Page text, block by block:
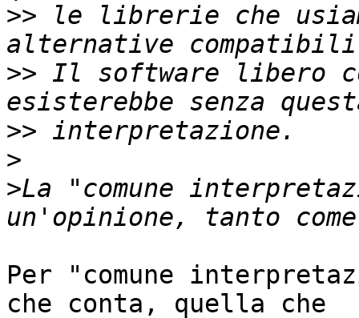
>> le librerie che
>> Il software libero
>>
>
>La "comune
Per "comune
che conta, quella che